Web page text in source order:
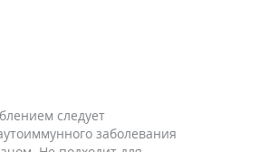
следует
заболевания